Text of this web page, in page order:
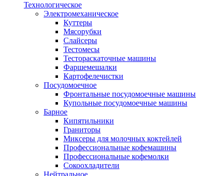
Технологическое
Электромеханическое
Куттеры
Мясорубки
Слайсеры
Тестомесы
Тестораскаточные машины
Фаршемешалки
Картофелечистки
Посудомоечное
Фронтальные посудомоечные машины
Купольные посудомоечные машины
Барное
Кипятильники
Граниторы
Миксеры для молочных коктейлей
Профессиональные кофемашины
Профессиональные кофемолки
Сокоохладители